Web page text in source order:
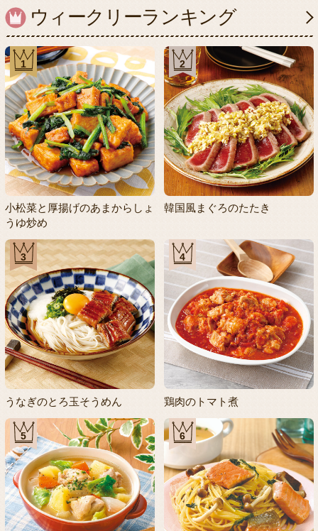
ウィークリーランキング
1
小松菜と厚揚げのあまからしょ
うゆ炒め
2
韓国風まぐろのたたき
3
うなぎのとろ玉そうめん
4
鶏肉のトマト煮
5 6